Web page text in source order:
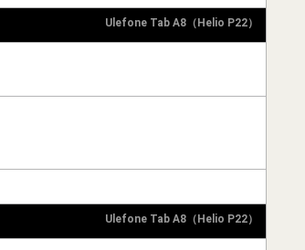
Ulefone Tab A8（Helio P22）
Ulefone Tab A8（Helio P22）